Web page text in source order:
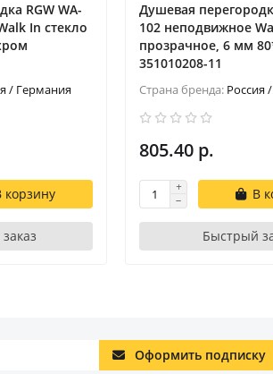
RGW WA-
In cтекло
/ Германия
корзину
Душевая
102 неподвижное
прозрачное, 6 мм
351010208-11
Страна бренда: Россия
805.40 р.
В
Быстрый
Оформить подписку